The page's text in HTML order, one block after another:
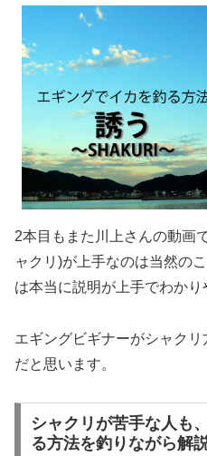
2本目もまた川上さんの動画
ャクリ)が上手なのは当然の
は本当に説明が上手でわかり
エギングビギナーがシャク
だと思います。
シャクリが苦手な人も
る方法を釣りながら解